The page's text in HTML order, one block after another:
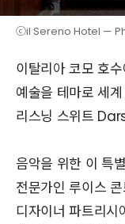
ⓒil Sereno Hotel —
이탈리아 코모 호
예술을 테마로 세
리스닝 스위트
음악을 위한 이 특
전문가인 루이스
디자이너 파트리